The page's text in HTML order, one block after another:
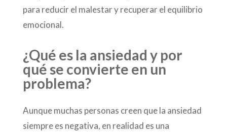
para reducir el malestar y recuperar el equilibrio
emocional.
¿Qué es la ansiedad y por
qué se convierte en un
problema?
Aunque muchas personas creen que la ansiedad
siempre es negativa, en realidad es una